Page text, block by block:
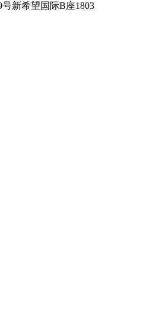
新希望国际B座1803